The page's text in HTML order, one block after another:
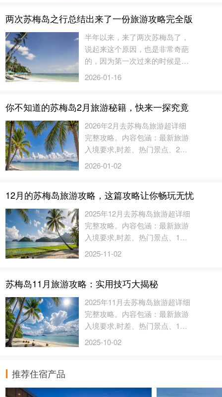
两次苏梅岛之行总结出来了一份旅游攻略完全版
半年以来，来了两次苏梅岛了，
说起来这个原因，也是非常奇葩
的，因为第一次过来的时候是很
多人从各地飞过来的，有些需要
2026-01-16
你不知道的苏梅岛2月旅游秘籍，快来一探究竟
2026年2月去苏梅岛旅游超详细
完整攻略。内容包涵：最新旅游
入境要求,时差、热门景点、2月
天气与建议衣着、2月该地区的
2026-01-02
12月的苏梅岛旅游攻略，这篇攻略让你畅玩无忧
2025年12月去苏梅岛旅游超详细
完整攻略。内容包涵：最新旅游
入境要求,时差、热门景点、12
月天气与建议衣着、12月该地区
2025-11-02
苏梅岛11月旅游攻略：实用技巧大揭秘
2025年11月去苏梅岛旅游超详细
完整攻略。内容包涵：最新旅游
入境要求,时差、热门景点、11
月天气与建议衣着、11月该地区
2025-10-02
推荐住宿产品